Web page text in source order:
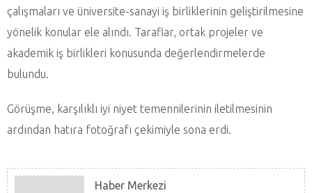
çalışmaları ve üniversite-sanayi iş birliklerinin geliştirilmesine
yönelik konular ele alındı. Taraflar, ortak projeler ve
akademik iş birlikleri konusunda değerlendirmelerde
bulundu.
Görüşme, karşılıklı iyi niyet temennilerinin iletilmesinin
ardından hatıra fotoğrafı çekimiyle sona erdi.
Haber Merkezi